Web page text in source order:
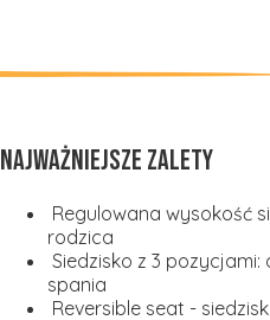
Najważniejsze zalety
Regulowana wysokość
rodzica
Siedzisko z 3
spania
Reversible seat -